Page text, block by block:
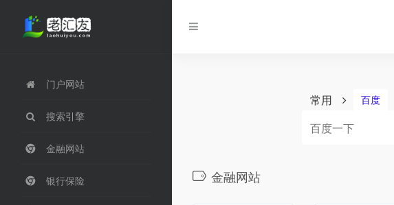
门户网站
搜索引擎
金融网站
银行保险
常用 百度
金融网站